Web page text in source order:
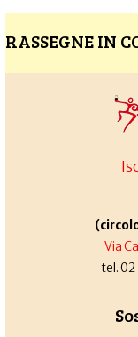
RASSEGNE IN
Via
tel.